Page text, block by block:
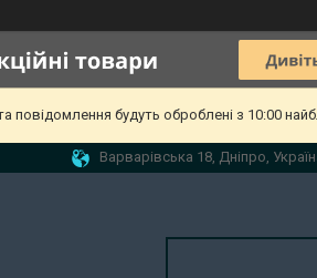
повідомлення будуть оброблені з 10:00
Варварівська 18, Дніпро,